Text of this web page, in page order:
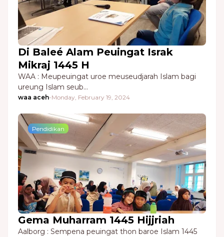
Di Baleé Alam Peuingat Israk
Mikraj 1445 H
WAA : Meupeuingat uroe meuseudjarah Islam bagi
ureung Islam seub…
waa aceh-Monday, February 19, 2024
Pendidikan
Gema Muharram 1445 Hijjriah
Aalborg : Sempena peuingat thon baroe Islam 1445